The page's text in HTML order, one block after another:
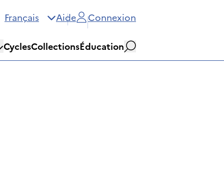
Français Aide Connexion
CyclesCollectionsÉducation
Rechercher